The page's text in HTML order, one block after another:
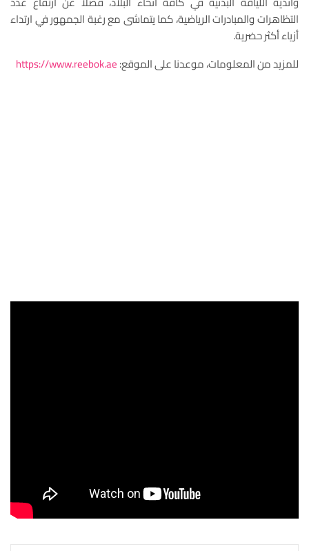
التظاهرات والمبادرات الرياضية، كما يتماشى مع رغبة الجمهور في ارتداء
أزياء أكثر حضرية.
للمزيد من المعلومات، موعدنا على الموقع:https://www.reebok.ae